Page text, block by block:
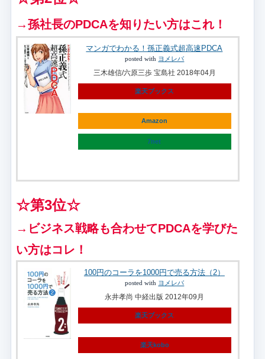
→孫社長のPDCAを知りたい方はこれ！
マンガでわかる！孫正義式超高速PDCA
posted with ヨメレバ
三木雄信/六原三歩 宝島社 2018年04月
楽天ブックス
Amazon
7net
☆第3位☆
→ビジネス戦略も合わせてPDCAを学びた
い方はコレ！
100円のコーラを1000円で売る方法（2）
posted with ヨメレバ
永井孝尚 中経出版 2012年09月
楽天ブックス
楽天kobo